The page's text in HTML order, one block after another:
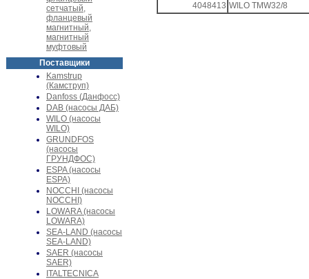
сетчатый,
фланцевый
магнитный,
магнитный
муфтовый
Поставщики
Kamstrup
(Камструп)
Danfoss (Данфосс)
DAB (насосы ДАБ)
WILO (насосы
WILO)
GRUNDFOS
(насосы
ГРУНДФОС)
ESPA (насосы
ESPA)
NOCCHI (насосы
NOCCHI)
LOWARA (насосы
LOWARA)
SEA-LAND (насосы
SEA-LAND)
SAER (насосы
SAER)
ITALTECNICA
4048413 WILO TMW32/8